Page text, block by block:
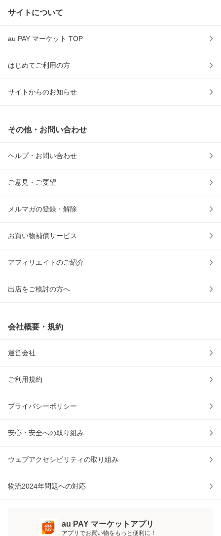
サイトについて
au PAY マーケット TOP
はじめてご利用の方
サイトからのお知らせ
その他・お問い合わせ
ヘルプ・お問い合わせ
ご意見・ご要望
メルマガの登録・解除
お買い物補償サービス
アフィリエイトのご紹介
出店をご検討の方へ
会社概要・規約
運営会社
ご利用規約
プライバシーポリシー
安心・安全への取り組み
ウェブアクセシビリティの取り組み
物流2024年問題への対応
au PAY マーケットアプリ
アプリでお買い物をもっと便利に！